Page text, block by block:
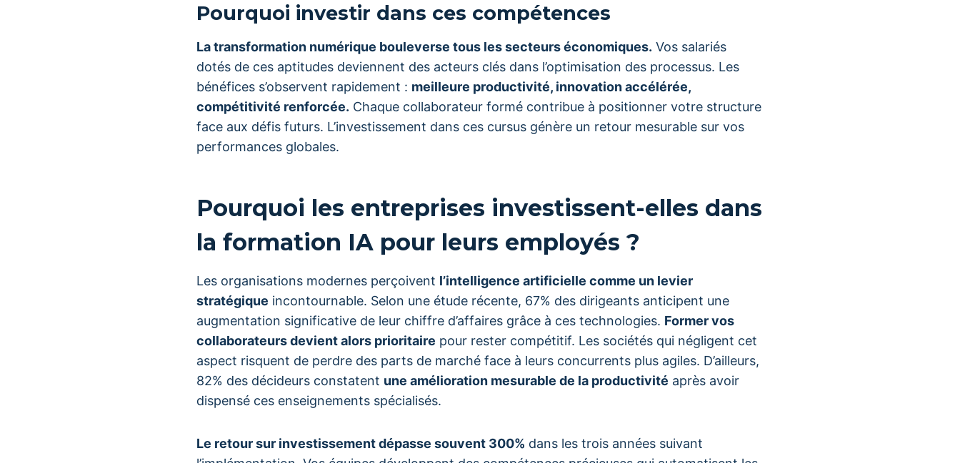
Pourquoi investir dans ces compétences
La transformation numérique bouleverse tous les secteurs économiques. Vos salariés
dotés de ces aptitudes deviennent des acteurs clés dans l’optimisation des processus. Les
bénéfices s’observent rapidement : meilleure productivité, innovation accélérée,
compétitivité renforcée. Chaque collaborateur formé contribue à positionner votre structure
face aux défis futurs. L’investissement dans ces cursus génère un retour mesurable sur vos
performances globales.
Pourquoi les entreprises investissent-elles dans
la formation IA pour leurs employés ?
Les organisations modernes perçoivent l’intelligence artificielle comme un levier
stratégique incontournable. Selon une étude récente, 67% des dirigeants anticipent une
augmentation significative de leur chiffre d’affaires grâce à ces technologies. Former vos
collaborateurs devient alors prioritaire pour rester compétitif. Les sociétés qui négligent cet
aspect risquent de perdre des parts de marché face à leurs concurrents plus agiles. D’ailleurs,
82% des décideurs constatent une amélioration mesurable de la productivité après avoir
dispensé ces enseignements spécialisés.
Le retour sur investissement dépasse souvent 300% dans les trois années suivant